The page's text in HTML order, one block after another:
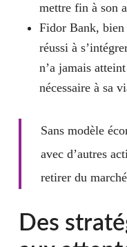
mettre fin à son
Fidor Bank, bien
réussi à
n’a jamais
nécessaire à sa
Sans modèle
avec d’autres
retirer du
Des